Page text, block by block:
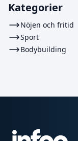
Kategorier
Nöjen och fritid
Sport
Bodybuilding